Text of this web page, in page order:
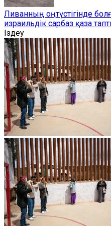
Ливанның оңтүстігінде
израильдік сарбаз қаза
Іздеу